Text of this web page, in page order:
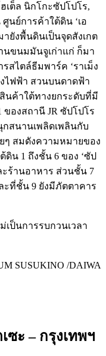
เต็ล นิกโกะซัปโปโร,
นย์การค้าใต้ดิน ‘เอ
ยังพื้นดินเป็นจุดสังเกต
นขนมมันจูเก่าแก่ ก็มา
สไตล์ธีมพาร์ค ‘ราเม็ง
ไฟฟ้า สวนบนดาดฟ้า
นค้าใต้ทางยกระดับที่มี
องสถานี JR ซัปโปโร
สนานเพลิดเพลินกับ
ๆ สมดังความหมายของ
น 1 ถึงชั้น 6 ของ ‘ซัป
ะร้านอาหาร ส่วนชั้น 7
ที่ชั้น 9 ยังมีภัตตาคาร
เป็นการรบกวนเวลา
/DAIWA
ะ – กรุงเทพฯ